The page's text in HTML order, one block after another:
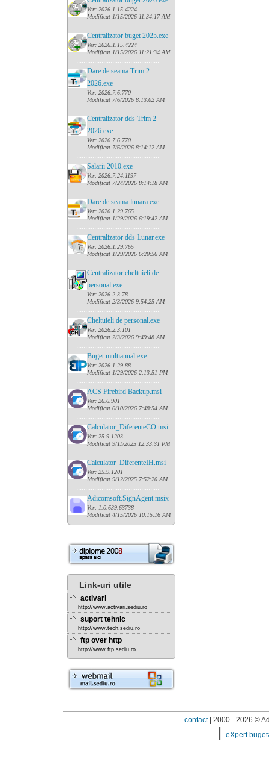
Ver: 2026.1.15.4224
Modificat 1/15/2026 11:34:17 AM
..............................................
Centralizator buget 2025.exe
Ver: 2026.1.15.4224
Modificat 1/15/2026 11:21:34 AM
..............................................
Dare de seama Trim 2
2026.exe
Ver: 2026.7.6.770
Modificat 7/6/2026 8:13:02 AM
..............................................
Centralizator dds Trim 2
2026.exe
Ver: 2026.7.6.770
Modificat 7/6/2026 8:14:12 AM
..............................................
Salarii 2010.exe
Ver: 2026.7.24.1197
Modificat 7/24/2026 8:14:18 AM
..............................................
Dare de seama lunara.exe
Ver: 2026.1.29.765
Modificat 1/29/2026 6:19:42 AM
..............................................
Centralizator dds Lunar.exe
Ver: 2026.1.29.765
Modificat 1/29/2026 6:20:56 AM
..............................................
Centralizator cheltuieli de
personal.exe
Ver: 2026.2.3.78
Modificat 2/3/2026 9:54:25 AM
..............................................
Cheltuieli de personal.exe
Ver: 2026.2.3.101
Modificat 2/3/2026 9:49:48 AM
..............................................
Buget multianual.exe
Ver: 2026.1.29.88
Modificat 1/29/2026 2:13:51 PM
..............................................
ACS Firebird Backup.msi
Ver: 26.6.901
Modificat 6/10/2026 7:48:54 AM
..............................................
Calculator_DiferenteCO.msi
Ver: 25.9.1203
Modificat 9/11/2025 12:33:31 PM
..............................................
Calculator_DiferenteIH.msi
Ver: 25.9.1201
Modificat 9/12/2025 7:52:20 AM
..............................................
Adicomsoft.SignAgent.msix
Ver: 1.0.639.63738
Modificat 4/15/2026 10:15:16 AM
Link-uri utile
activari
http://www.activari.sediu.ro
suport tehnic
http://www.tech.sediu.ro
ftp over http
http://www.ftp.sediu.ro
contact| 2000 - 2026 ©
| eXpert